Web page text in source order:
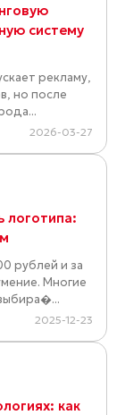
систему
рекламу,
но после
2026-03-27
логотипа:
рублей и за
Многие
2025-12-23
как